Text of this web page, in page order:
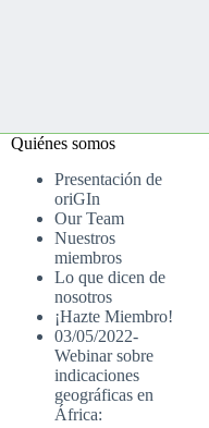
Quiénes somos
Presentación de
oriGIn
Our Team
Nuestros
miembros
Lo que dicen de
nosotros
¡Hazte Miembro!
03/05/2022-
Webinar sobre
indicaciones
geográficas en
África: